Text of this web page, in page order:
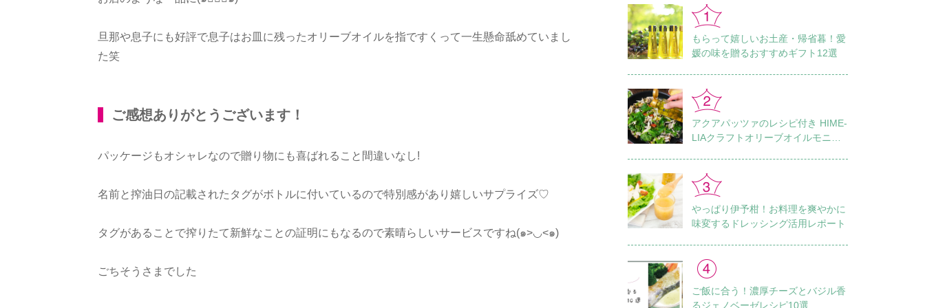
旦那や息子にも好評で息子はお皿に残ったオリーブオイルを指ですくって一生懸命舐めていまし
た笑
ご感想ありがとうございます！
パッケージもオシャレなので贈り物にも喜ばれること間違いなし!
名前と搾油日の記載されたタグがボトルに付いているので特別感があり嬉しいサプライズ♡
タグがあることで搾りたて新鮮なことの証明にもなるので素晴らしいサービスですね(๑>◡<๑)
ごちそうさまでした
もらって嬉しいお土産・帰省暮！愛
媛の味を贈るおすすめギフト12選
アクアパッツァのレシピ付き HIME-
LIAクラフトオリーブオイルモニタ
やっぱり伊予柑！お料理を爽やかに
味変するドレッシング活用レポート
ご飯に合う！濃厚チーズとバジル香
るジェノベーゼレシピ10選